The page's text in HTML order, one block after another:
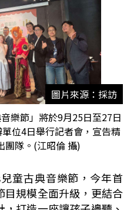
圖片來源：採訪
樂節」將於9月25日至27日
位4日舉行記者會，宣告精
團隊。(江昭倫 攝)
童古典音樂節，今年首
目規模全面升級，更結合